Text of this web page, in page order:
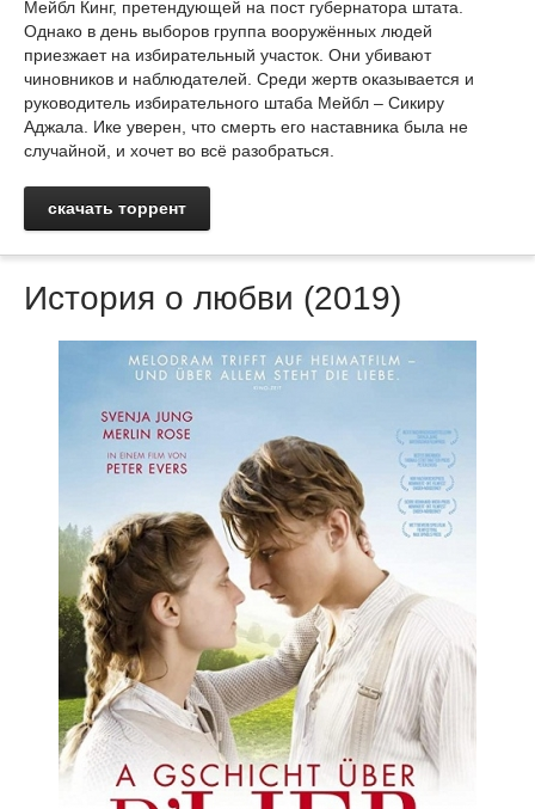
Мейбл Кинг, претендующей на пост губернатора штата.
Однако в день выборов группа вооружённых людей
приезжает на избирательный участок. Они убивают
чиновников и наблюдателей. Среди жертв оказывается и
руководитель избирательного штаба Мейбл – Сикиру
Аджала. Ике уверен, что смерть его наставника была не
случайной, и хочет во всё разобраться.
скачать торрент
История о любви (2019)